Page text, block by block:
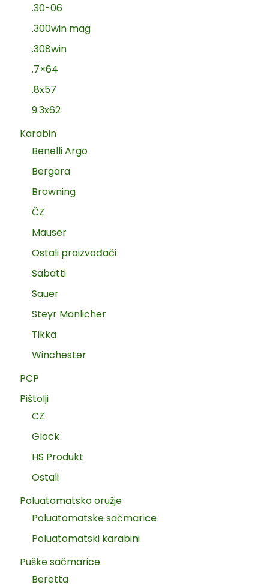
.30-06
.300win mag
.308win
.7×64
.8x57
9.3x62
Karabin
Benelli Argo
Bergara
Browning
ČZ
Mauser
Ostali proizvođači
Sabatti
Sauer
Steyr Manlicher
Tikka
Winchester
PCP
Pištolji
CZ
Glock
HS Produkt
Ostali
Poluatomatsko oružje
Poluatomatske sačmarice
Poluatomatski karabini
Puške sačmarice
Beretta